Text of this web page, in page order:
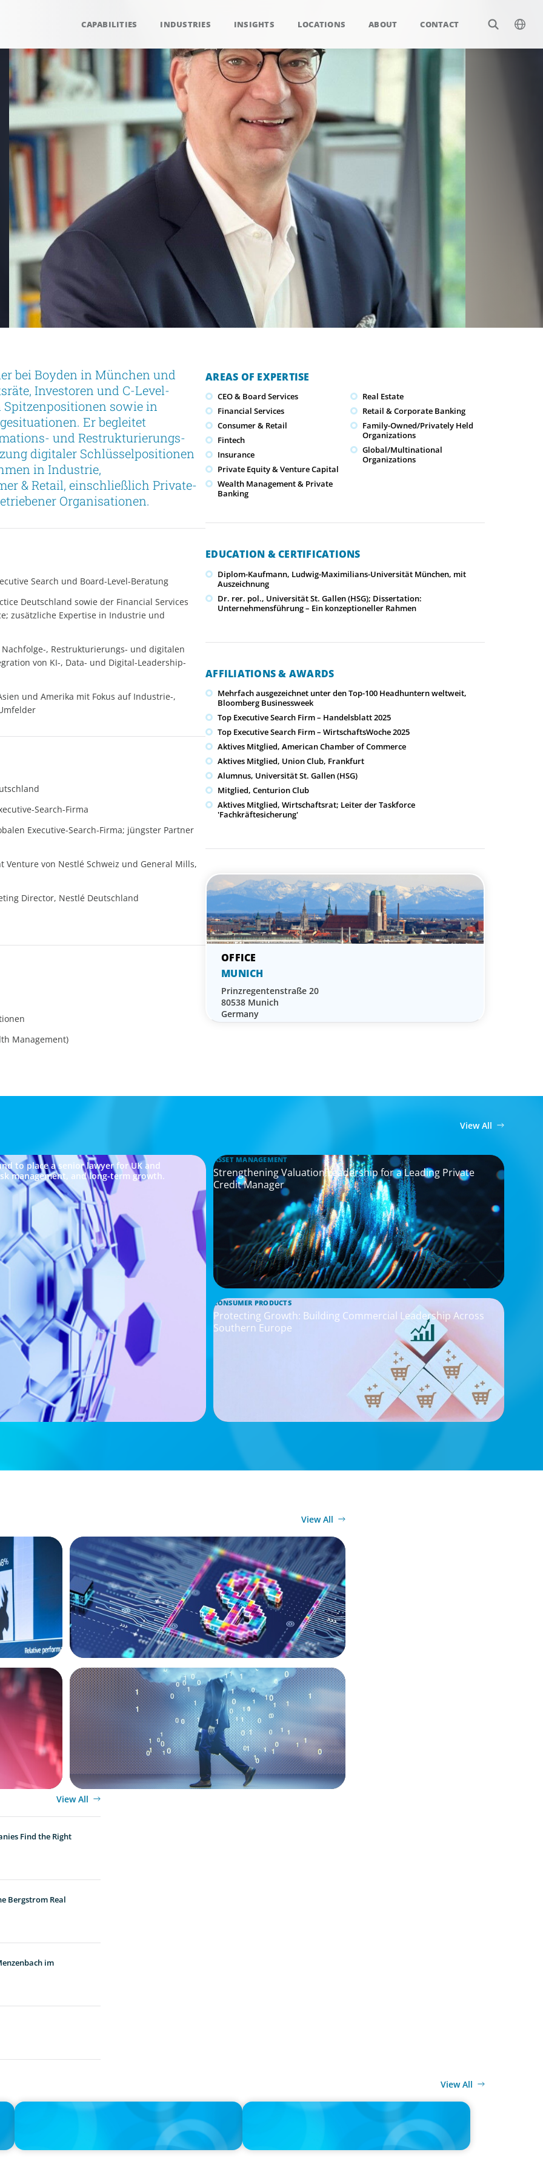
CAPABILITIES INDUSTRIES INSIGHTS LOCATIONS ABOUT CONTACT
bei Boyden in München und
Investoren und C-Level-
sowie in
Er begleitet
und Restrukturierungs-
digitaler Schlüsselpositionen
in Industrie,
& Retail, einschließlich Private-
Organisationen.
Search und Board-Level-Beratung
Deutschland sowie der Financial Services
zusätzliche Expertise in Industrie und
, Restrukturierungs- und digitalen
von KI-, Data- und Digital-Leadership-
und Amerika mit Fokus auf Industrie-,
Search-Firma
Executive-Search-Firma; jüngster Partner
Venture von Nestlé Schweiz und General Mills,
Director, Nestlé Deutschland
Management)
AREAS OF EXPERTISE
CEO & Board Services
Financial Services
Consumer & Retail
Fintech
Insurance
Private Equity & Venture Capital
Wealth Management & Private
Banking
Real Estate
Retail & Corporate Banking
Family-Owned/Privately Held
Organizations
Global/Multinational
Organizations
EDUCATION & CERTIFICATIONS
Diplom-Kaufmann, Ludwig-Maximilians-Universität München, mit
Auszeichnung
Dr. rer. pol., Universität St. Gallen (HSG); Dissertation:
Unternehmensführung – Ein konzeptioneller Rahmen
AFFILIATIONS & AWARDS
Mehrfach ausgezeichnet unter den Top-100 Headhuntern weltweit,
Bloomberg Businessweek
Top Executive Search Firm – Handelsblatt 2025
Top Executive Search Firm – WirtschaftsWoche 2025
Aktives Mitglied, American Chamber of Commerce
Aktives Mitglied, Union Club, Frankfurt
Alumnus, Universität St. Gallen (HSG)
Mitglied, Centurion Club
Aktives Mitglied, Wirtschaftsrat; Leiter der Taskforce
'Fachkräftesicherung'
MUNICH
Prinzregentenstraße 20
80538 Munich
Germany
View All
to place a senior lawyer for UK and
management, and long-term growth.
ASSET MANAGEMENT
Strengthening Valuation Leadership for a Leading Private
Credit Manager
CONSUMER PRODUCTS
Protecting Growth: Building Commercial Leadership Across
Southern Europe
View All
BOYDEN REPORT SERIES
Fintech: The democratising effect of digital money
World
BOYDEN REPORT SERIES
Decoding Tech Trends and Leadership in the Digital
Age
View All
Find the Right
Bergstrom Real
im
View All
IN THE MEDIA
Big Food splits: Smart move or strategic misstep?
IN THE MEDIA